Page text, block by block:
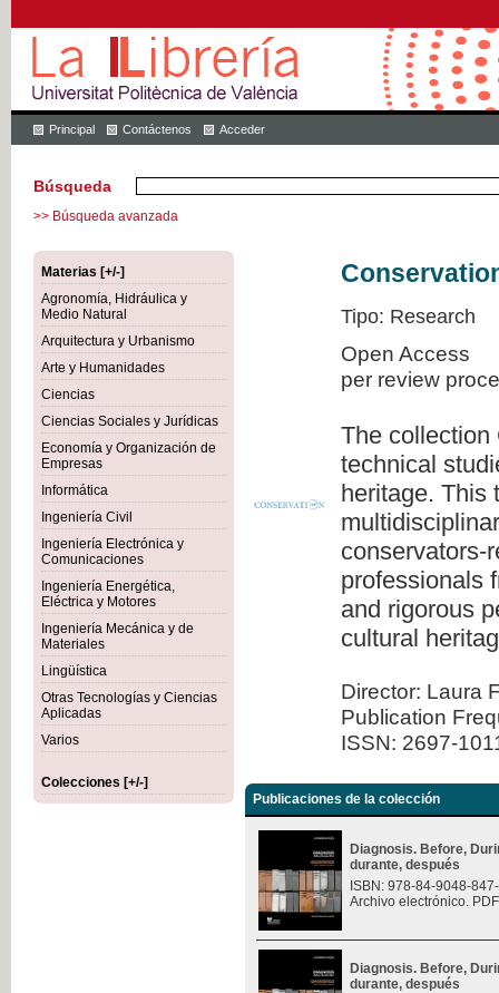
Principal Contáctenos Acceder
Búsqueda
>> Búsqueda avanzada
Materias [+/-]
Agronomía, Hidráulica y
Medio Natural
Arquitectura y Urbanismo
Arte y Humanidades
Ciencias
Ciencias Sociales y Jurídicas
Economía y Organización de
Empresas
Informática
Ingeniería Civil
Ingeniería Electrónica y
Comunicaciones
Ingeniería Energética,
Eléctrica y Motores
Ingeniería Mecánica y de
Materiales
Lingüística
Otras Tecnologías y Ciencias
Aplicadas
Varios
Colecciones [+/-]
Tipo: Research
Open Access
per review
The collection
technical
heritage. This
conservators-
professionals
and rigorous
cultural
Director: Laura
Publication
ISSN: 2697-
Publicaciones de la colección
Diagnosis. Before,
durante, después
ISBN: 978-84-9048-
Archivo electrónico.
Diagnosis. Before,
durante, después